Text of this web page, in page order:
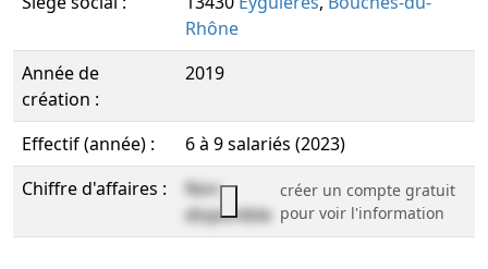
Rhône
Année de
création :
2019
Effectif (année) :
6 à 9 salariés (2023)
Chiffre d'affaires :
Non
disponible
créer un compte gratuit
pour voir l'information